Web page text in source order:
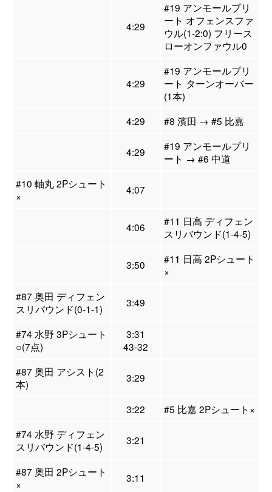
4:29
#19 アンモールプリ
ート オフェンスファ
ウル(1-2:0) フリース
ローオンファウル0
4:29
#19 アンモールプリ
ート ターンオーバー
(1本)
4:29
#8 濱田 → #5 比嘉
4:29
#19 アンモールプリ
ート → #6 中道
#10 軸丸 2Pシュート
×
4:07
4:06
#11 日高 ディフェン
スリバウンド(1-4-5)
3:50
#11 日高 2Pシュート
×
#87 奥田 ディフェン
スリバウンド(0-1-1)
3:49
#74 水野 3Pシュート
○(7点)
3:31
43-32
#87 奥田 アシスト(2
本)
3:29
3:22
#5 比嘉 2Pシュート×
#74 水野 ディフェン
スリバウンド(1-4-5)
3:21
#87 奥田 2Pシュート
×
3:11